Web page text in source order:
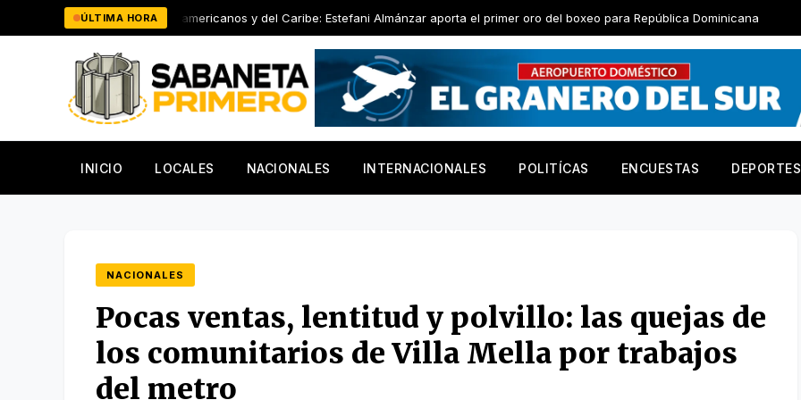
al
ÚLTIMA HORA
Centroamericanos y del Caribe: Estefani Almánzar aporta el primer oro del boxeo para República Dominicana Junior Alcántara
INICIO LOCALES NACIONALES INTERNACIONALES POLITÍCAS ENCUESTAS DEPORTES
NACIONALES
Pocas ventas, lentitud y polvillo: las quejas de
los comunitarios de Villa Mella por trabajos
del metro